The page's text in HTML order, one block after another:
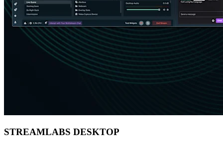
STREAMLABS DESKTOP